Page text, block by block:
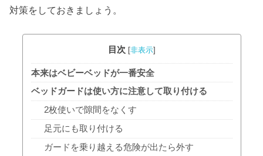
対策をしておきましょう。
目次 [非表示]
本来はベビーベッドが一番安全
ベッドガードは使い方に注意して取り付ける
2枚使いで隙間をなくす
足元にも取り付ける
ガードを乗り越える危険が出たら外す